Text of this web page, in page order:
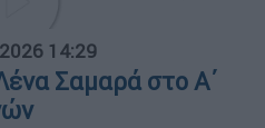
14:29
Σαμαρά στο Α΄